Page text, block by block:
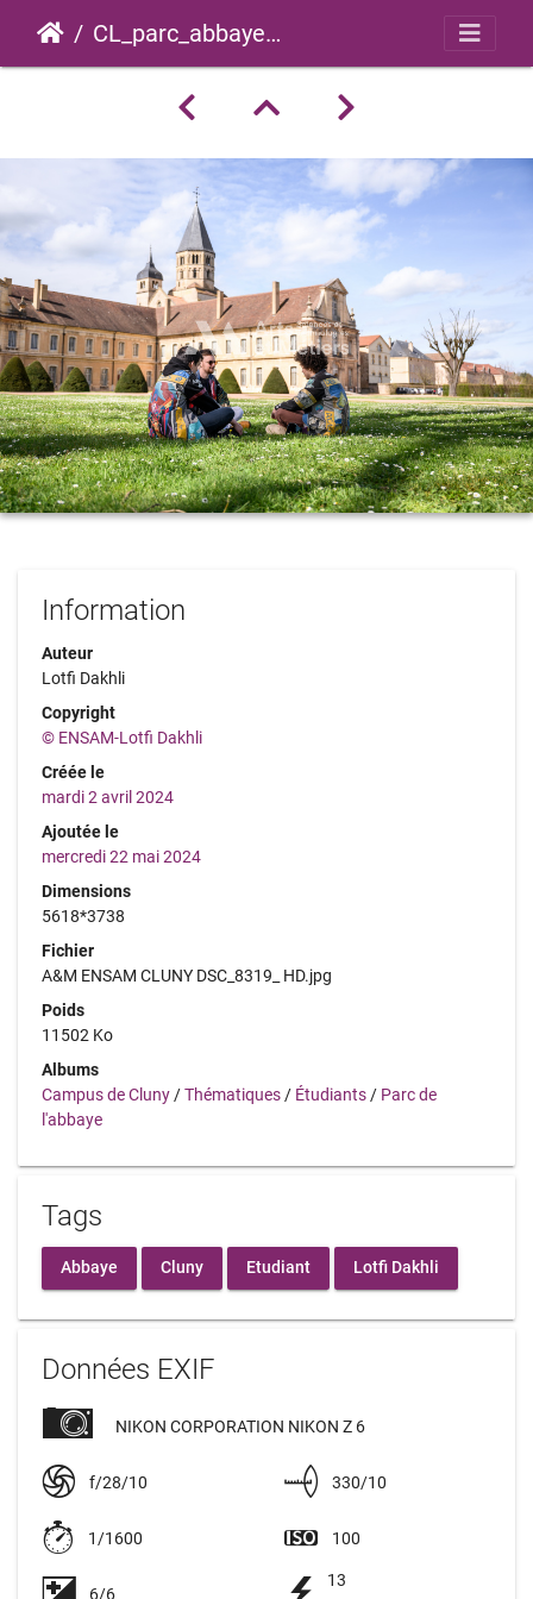
CL_parc_abbaye_2024_0018
Information
Auteur
Lotfi Dakhli
Copyright
© ENSAM-Lotfi Dakhli
Créée le
mardi 2 avril 2024
Ajoutée le
mercredi 22 mai 2024
Dimensions
5618*3738
Fichier
A&M ENSAM CLUNY DSC_8319_ HD.jpg
Poids
11502 Ko
Albums
Campus de Cluny /Thématiques / Étudiants / Parc de
l'abbaye
Tags
Abbaye Cluny Etudiant Lotfi Dakhli
Données EXIF
NIKON CORPORATION NIKON Z 6
f/28/10 330/10
1/1600 100
6/6
13